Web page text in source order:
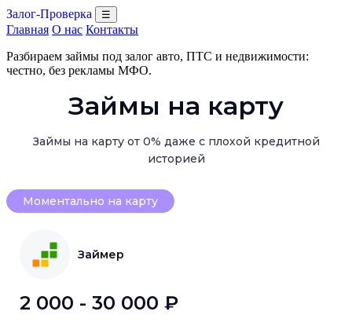
Залог-Проверка ☰
Главная О нас Контакты
Разбираем займы под залог авто, ПТС и недвижимости:
честно, без рекламы МФО.
Займы на карту
Займы на карту от 0% даже с плохой кредитной
историей
Моментально на карту
Займер
2 000 - 30 000 ₽